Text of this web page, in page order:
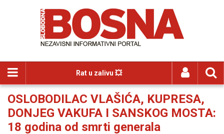
Rat u zalivu 💥
OSLOBODILAC VLAŠIĆA, KUPRESA,
DONJEG VAKUFA I SANSKOG MOSTA:
18 godina od smrti generala